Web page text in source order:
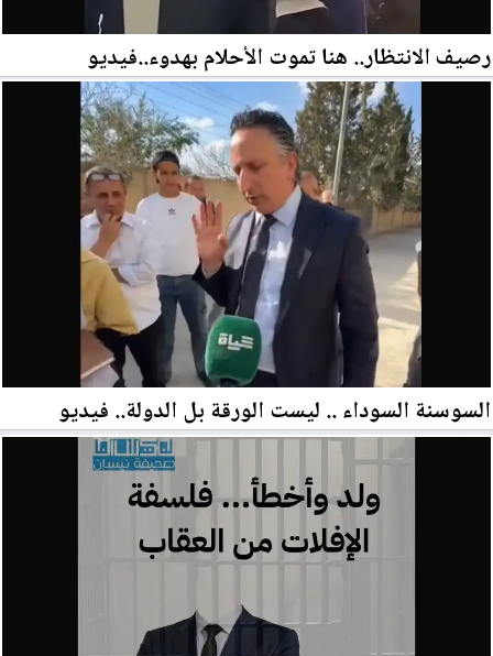
رصيف الانتظار.. هنا تموت الأحلام بهدوء..فيديو
السوسنة السوداء .. ليست الورقة بل الدولة.. فيديو